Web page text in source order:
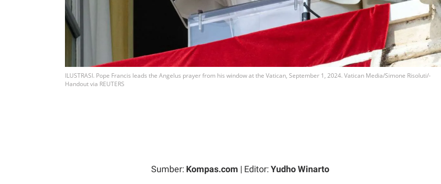
ILUSTRASI. Pope Francis leads the Angelus prayer from his window at the Vatican, September 1, 2024. Vatican Media/Simone Risoluti/­
Handout via REUTERS
Sumber: Kompas.com | Editor: Yudho Winarto